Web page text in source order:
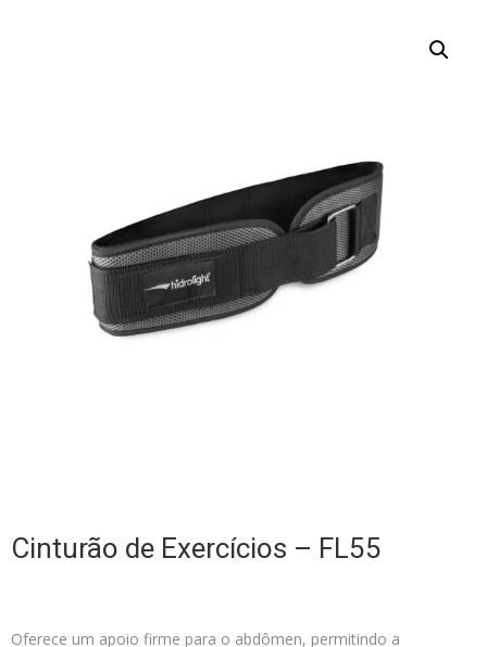
Cinturão de Exercícios – FL55
Oferece um apoio firme para o abdômen, permitindo a